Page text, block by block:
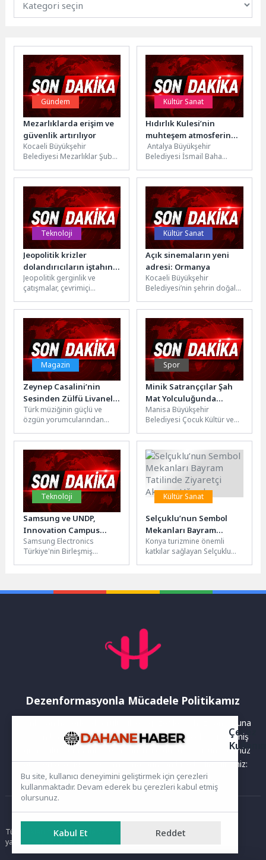
Gündem
Mezarlıklarda erişim ve
güvenlik artırılıyor
Kocaeli Büyükşehir
Belediyesi Mezarlıklar Şube
vatandaşların mezarlık
alanlarına daha rahat
ulaşabilmesi amacıyla
ihtiyaç...
Kültür Sanat
Hıdırlık Kulesi’nin
muhteşem atmosferinde
konser keyfi
Antalya Büyükşehir
Belediyesi İsmail Baha
Hıdırlık Kulesi’nin tarihi
atmosferinde iki günlük bir
konser...
Teknoloji
Jeopolitik krizler
dolandırıcıların iştahını
kabartıyor
Jeopolitik gerginlik ve
çatışmalar, çevrimiçi
fırsatlar doğuruyor.
Dolandırıcılar, bu olayların
potansiyel kurbanların...
Kültür Sanat
Açık sinemaların yeni
adresi: Ormanya
Kocaeli Büyükşehir
Belediyesi’nin şehrin doğal
Ormanya’da yaz akşamlarına
renk katacak açık...
Magazin
Zeynep Casalini’nin
Sesinden Zülfü Livaneli
Şarkıları
Türk müziğinin güçlü ve
özgün yorumcularından
bir hazırlık sürecinin
ardından...
Spor
Minik Satranççılar Şah
Mat Yolculuğunda
Buluştu
Manisa Büyükşehir
Belediyesi Çocuk Kültür ve
Türkiye Satranç
Federasyonu iş birliğiyle...
Teknoloji
Samsung ve UNDP,
Innovation Campus
Yapay Zekâ ile
Pazarlama eğitimleri için
gençlerin başvurularını
Samsung Electronics
Türkiye'nin Birleşmiş
bugünün...
Kültür Sanat
Selçuklu’nun Sembol
Mekanları Bayram
Tatilinde Ziyaretçi
Akınına Uğradı
Konya turizmine önemli
katkılar sağlayan Selçuklu
Dezenformasyonla Mücadele Politikamız
Yayınlanan haberler doğruluk ilkesi gözetilerek hazırlanır. Buna
rağmen bazı içeriklerde eksik, hatalı veya güncelliğini yitirmiş
bilgiler bulunabilir.Yanlış veya yanıltıcı olduğunu düşündüğünüz
haberleri aşağıdaki iletişim kanallarından bize bildirebilirsiniz:
Ana Sayfa
Tüm hakları saklıdır. Sitede yer alan içerikler izinsiz kopyalanamaz,
yayımlanamaz ve kullanılamaz.
Çerez
Bu site, kullanıcı deneyimini geliştirmek için çerezleri
kullanmaktadır. Devam ederek bu çerezleri kabul etmiş
olursunuz.
Kabul Et Reddet